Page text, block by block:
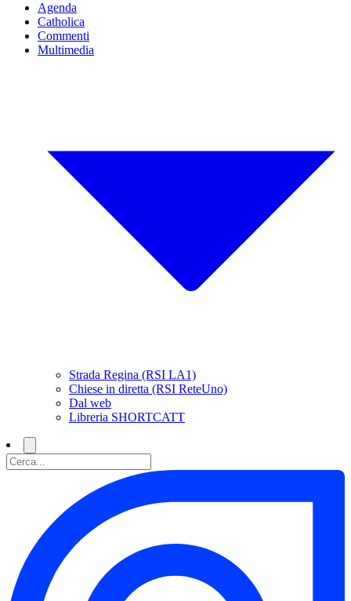
Agenda
Catholica
Commenti
Multimedia
Strada Regina (RSI LA1)
Chiese in diretta (RSI ReteUno)
Dal web
Libreria SHORTCATT